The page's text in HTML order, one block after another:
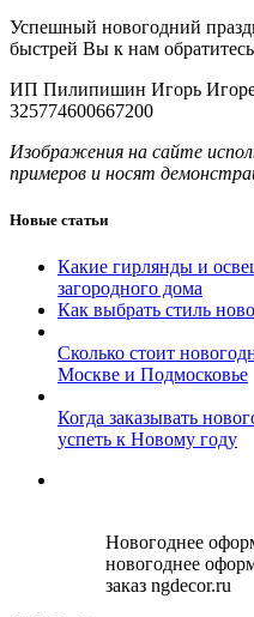
Успешный новогодний
быстрей Вы к нам
ИП Пилипишин Игорь
325774600667200
Изображения на сайте
примеров и носят
Новые статьи
Какие гирлянды и
загородного дома
Как выбрать стиль
Сколько стоит
Москве и Подмосковье
Когда заказывать
успеть к Новому году
Новогоднее
новогоднее
заказ ngdecor.ru